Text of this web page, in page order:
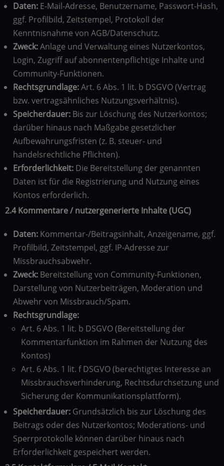
Daten: E-Mail-Adresse, Benutzername, Passwort-Hash,
ggf. Profilbild, Zeitstempel, Protokoll der
Kenntnisnahme von AGB/Datenschutz.
Zweck:Anlage und Verwaltung eines Nutzerkontos,
Login, Zugriff auf abonnentenpflichtige Inhalte und
Community-Funktionen.
Rechtsgrundlage:Art. 6 Abs. 1 lit. b DSGVO (Vertrag
bzw. vertragsähnliches Nutzungsverhältnis).
Speicherdauer: Bis zur Löschung des Nutzerkontos;
darüber hinaus nach Maßgabe gesetzlicher
Aufbewahrungsfristen (z. B. steuer- und
handelsrechtliche Pflichten).
Erforderlichkeit: Die Bereitstellung der genannten
Daten ist für die Registrierung und Nutzung eines
Kontos erforderlich.
2.4 Kommentare / nutzergenerierte Inhalte (UGC)
Daten: Kommentar-/Beitragsinhalt, Anzeigename, ggf.
Profilbild, Zeitstempel, ggf. IP-Adresse zur
Missbrauchsabwehr.
Zweck: Bereitstellung von Community-Funktionen,
Darstellung von Nutzerbeiträgen, Moderation und
Abwehr von Missbrauch/Spam.
Rechtsgrundlage:
Art. 6 Abs. 1 lit. b DSGVO (Bereitstellung der
Kommentarfunktion im Rahmen der Nutzung des
Kontos)
Art. 6 Abs. 1 lit. f DSGVO (berechtigtes Interesse an
Missbrauchsverhinderung, Rechtsdurchsetzung und
Sicherung der Kommunikationsplattform).
Speicherdauer: Grundsätzlich bis zur Löschung des
Beitrags oder des Nutzerkontos; Moderations- und
Sperrprotokolle können darüber hinaus nach
Erforderlichkeit gespeichert werden.